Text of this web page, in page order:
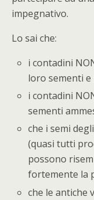
impegnativo.
Lo sai che:
i contadini
loro sementi e
i contadini
sementi
che i semi
(quasi tutti
possono
fortemente la
che le antiche